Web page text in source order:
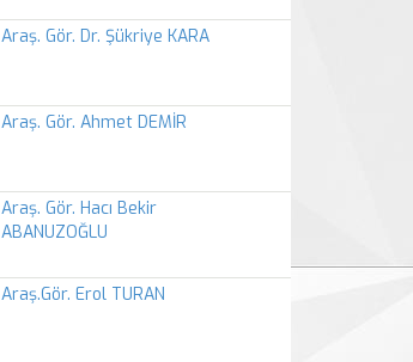
Araş. Gör. Dr. Şükriye KARA
Araş. Gör. Ahmet DEMİR
Araş. Gör. Hacı Bekir
ABANUZOĞLU
Araş.Gör. Erol TURAN